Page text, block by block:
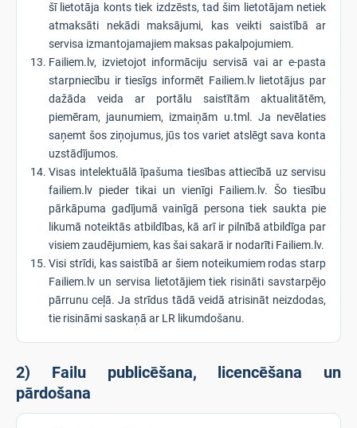
šī lietotāja konts tiek izdzēsts, tad šim lietotājam netiek
atmaksāti nekādi maksājumi, kas veikti saistībā ar
servisa izmantojamajiem maksas pakalpojumiem.
Failiem.lv, izvietojot informāciju servisā vai ar e-pasta
starpniecību ir tiesīgs informēt Failiem.lv lietotājus par
dažāda veida ar portālu saistītām aktualitātēm,
piemēram, jaunumiem, izmaiņām u.tml. Ja nevēlaties
saņemt šos ziņojumus, jūs tos variet atslēgt sava konta
uzstādījumos.
Visas intelektuālā īpašuma tiesības attiecībā uz servisu
failiem.lv pieder tikai un vienīgi Failiem.lv. Šo tiesību
pārkāpuma gadījumā vainīgā persona tiek saukta pie
likumā noteiktās atbildības, kā arī ir pilnībā atbildīga par
visiem zaudējumiem, kas šai sakarā ir nodarīti Failiem.lv.
Visi strīdi, kas saistībā ar šiem noteikumiem rodas starp
Failiem.lv un servisa lietotājiem tiek risināti savstarpējo
pārrunu ceļā. Ja strīdus tādā veidā atrisināt neizdodas,
tie risināmi saskaņā ar LR likumdošanu.
2) Failu publicēšana, licencēšana un
pārdošana